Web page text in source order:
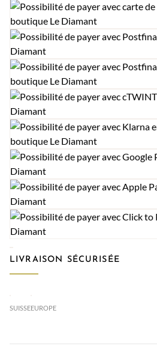
LIVRAISON SÉCURISÉE
SUISSEEUROPE